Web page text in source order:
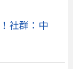
社群：中